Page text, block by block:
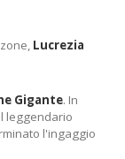
Lucrezia
Gigante. In
leggendario
l'ingaggio